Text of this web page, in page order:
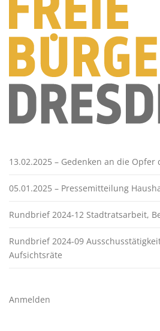
13.02.2025 – Gedenken an die Opfer
05.01.2025 – Pressemitteilung
Rundbrief 2024-12 Stadtratsarbeit,
Rundbrief 2024-09
Aufsichtsräte
Anmelden